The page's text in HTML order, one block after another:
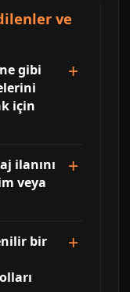
ve
gibi
için
ilanını
veya
bir